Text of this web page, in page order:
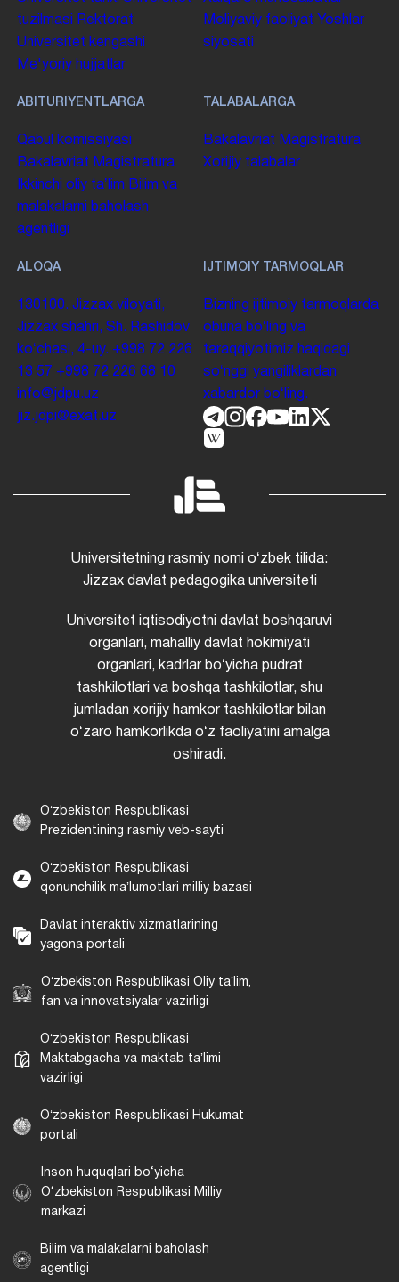
tuzilmasi
Rektorat
Universitet kengashi
Me'yoriy hujjatlar
Moliyaviy faoliyat Yoshlar
siyosati
ABITURIYENTLARGA
Qabul komissiyasi
Bakalavriat Magistratura
Ikkinchi oliy taʼlim Bilim va
malakalarni baholash
agentligi
TALABALARGA
Bakalavriat Magistratura
Xorijiy talabalar
ALOQA
130100. Jizzax viloyati,
Jizzax shahri, Sh. Rashidov
koʻchasi, 4-uy. +998 72 226
13 57 +998 72 226 68 10
info@jdpu.uz
jiz.jdpi@exat.uz
IJTIMOIY TARMOQLAR
Bizning ijtimoiy tarmoqlarda
obuna boʻling va
taraqqiyotimiz haqidagi
soʻnggi yangiliklardan
xabardor boʻling.
Universitetning rasmiy nomi oʻzbek tilida:
Jizzax davlat pedagogika universiteti
Universitet iqtisodiyotni davlat boshqaruvi
organlari, mahalliy davlat hokimiyati
organlari, kadrlar boʻyicha pudrat
tashkilotlari va boshqa tashkilotlar, shu
jumladan xorijiy hamkor tashkilotlar bilan
oʻzaro hamkorlikda oʻz faoliyatini amalga
oshiradi.
Oʻzbekiston Respublikasi
Prezidentining rasmiy veb-sayti
Oʻzbekiston Respublikasi
qonunchilik maʼlumotlari milliy bazasi
Davlat interaktiv xizmatlarining
yagona portali
Oʻzbekiston Respublikasi Oliy taʼlim,
fan va innovatsiyalar vazirligi
Oʻzbekiston Respublikasi
Maktabgacha va maktab taʼlimi
vazirligi
Oʻzbekiston Respublikasi Hukumat
portali
Inson huquqlari bo‘yicha
O‘zbekiston Respublikasi Milliy
markazi
Bilim va malakalarni baholash
agentligi